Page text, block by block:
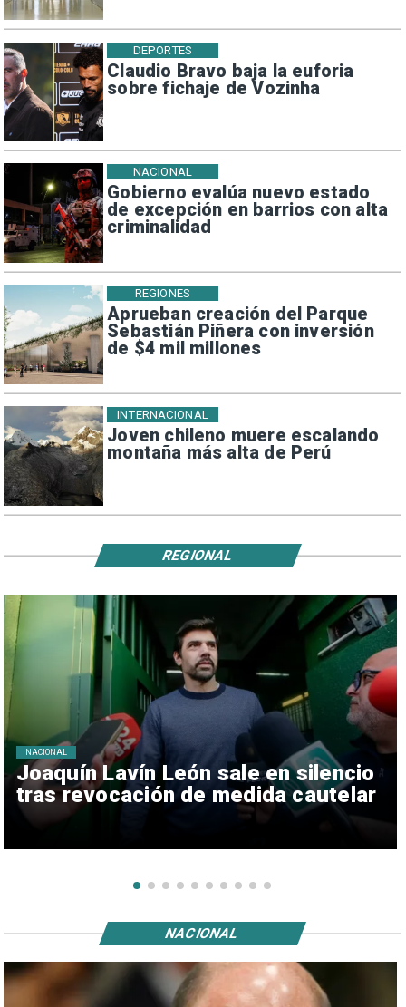
Claudio Bravo baja la euforia
sobre fichaje de Vozinha
DEPORTES
Gobierno evalúa nuevo estado
de excepción en barrios con alta
criminalidad
NACIONAL
Aprueban creación del Parque
Sebastián Piñera con inversión
de $4 mil millones
REGIONES
Joven chileno muere escalando
montaña más alta de Perú
INTERNACIONAL
Joaquín Lavín León sale en silencio
tras revocación de medida cautelar
NACIONAL
REGIONAL
NACIONAL